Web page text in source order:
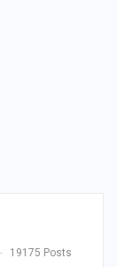
19175 Posts